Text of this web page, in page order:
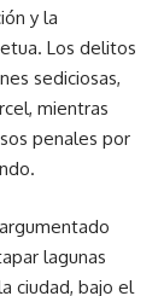
y la
Los delitos
sediciosas,
mientras
penales por
lagunas
ciudad, bajo el